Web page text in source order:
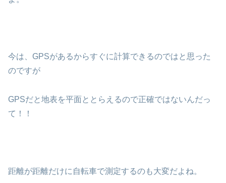
今は、GPSがあるからすぐに計算できるのではと思った
のですが
GPSだと地表を平面ととらえるので正確ではないんだっ
て！！
距離が距離だけに自転車で測定するのも大変だよね。